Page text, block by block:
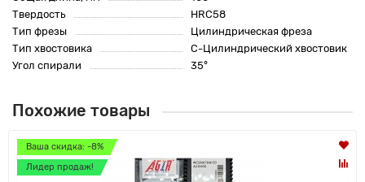
Твердость
HRC58
Тип фрезы
Цилиндрическая фреза
Тип хвостовика
C-Цилиндрический хвостовик
Угол спирали
35°
Похожие товары
Ваша скидка: -8%
Лидер продаж!